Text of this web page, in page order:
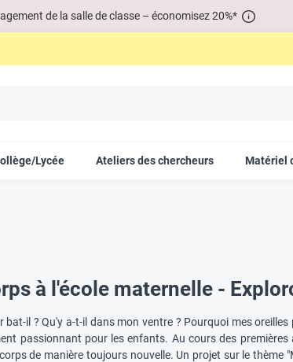
de la salle de classe – économisez 20%*
Lycée Ateliers des chercheurs Matériel
à l'école maternelle -
il ? Qu'y a-t-il dans mon ventre ? Pourquoi mes
passionnant pour les enfants. Au cours des
de manière toujours nouvelle. Un projet sur le